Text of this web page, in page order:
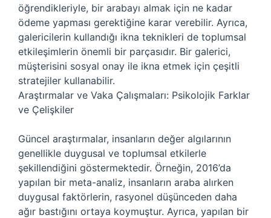
öğrendikleriyle, bir arabayı almak için ne kadar
ödeme yapması gerektiğine karar verebilir. Ayrıca,
galericilerin kullandığı ikna teknikleri de toplumsal
etkileşimlerin önemli bir parçasıdır. Bir galerici,
müşterisini sosyal onay ile ikna etmek için çeşitli
stratejiler kullanabilir.
Araştırmalar ve Vaka Çalışmaları: Psikolojik Farklar
ve Çelişkiler
Güncel araştırmalar, insanların değer algılarının
genellikle duygusal ve toplumsal etkilerle
şekillendiğini göstermektedir. Örneğin, 2016’da
yapılan bir meta-analiz, insanların araba alırken
duygusal faktörlerin, rasyonel düşünceden daha
ağır bastığını ortaya koymuştur. Ayrıca, yapılan bir